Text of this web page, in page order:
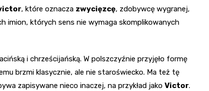
, które oznacza zwycięzcę, zdobywcę wygranej,
imion, których sens nie wymaga skomplikowanych
i chrześcijańską. W polszczyźnie przyjęło formę
brzmi klasycznie, ale nie staroświecko. Ma też tę
zapisywane nieco inaczej, na przykład jako Victor.